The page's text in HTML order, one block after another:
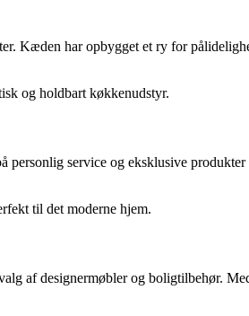
Kæden har opbygget et ry for
og holdbart køkkenudstyr.
service og eksklusive
til det moderne hjem.
af designermøbler og boligtilbehør.